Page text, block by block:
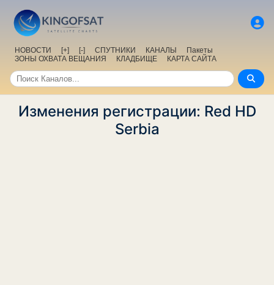
НОВОСТИ [+] [-] СПУТНИКИ КАНАЛЫ
Пакеты
ЗОНЫ ОХВАТА ВЕЩАНИЯ
КЛАДБИЩЕ КАРТА САЙТА
Изменения регистрации: Red HD
Serbia